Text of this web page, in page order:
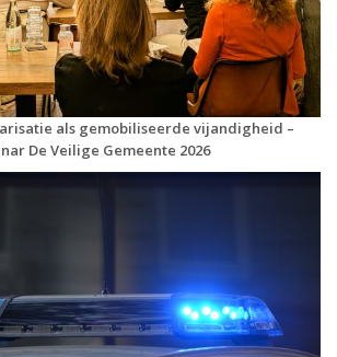
als gemobiliseerde vijandigheid –
De Veilige Gemeente 2026